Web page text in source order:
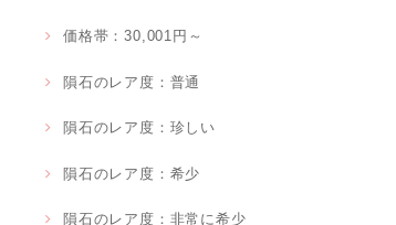
価格帯：30,001円～
隕石のレア度：普通
隕石のレア度：珍しい
隕石のレア度：希少
隕石のレア度：非常に希少